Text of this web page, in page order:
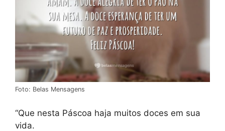
Foto: Belas Mensagens
“Que nesta Páscoa haja muitos doces em sua
vida.